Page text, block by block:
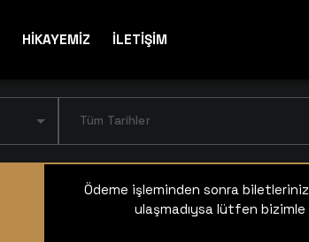
HİKAYEMİZ İLETİŞİM
Tüm Tarihler
Ödeme işleminden sonra
ulaşmadıysa lütfen